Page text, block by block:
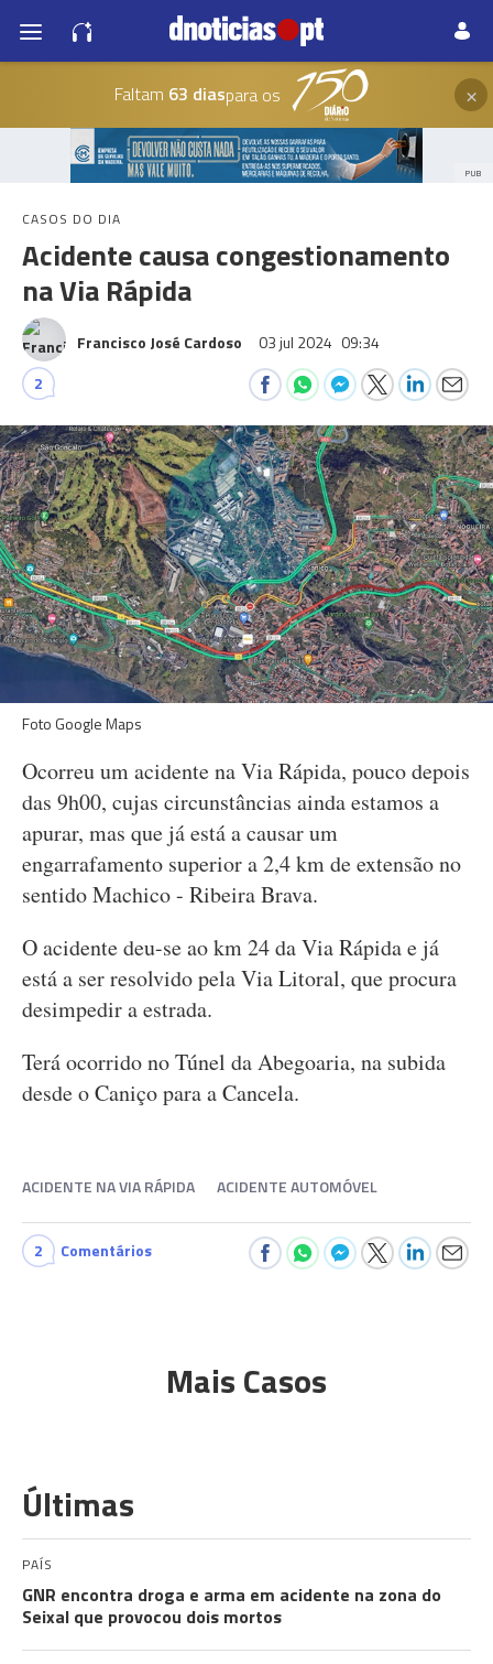
Faltam 63 diaspara os ×
PUB
CASOS DO DIA
Acidente causa congestionamento
na Via Rápida
Francisco José Cardoso 03 jul 2024 09:34
2
Foto Google Maps
Ocorreu um acidente na Via Rápida, pouco depois
das 9h00, cujas circunstâncias ainda estamos a
apurar, mas que já está a causar um
engarrafamento superior a 2,4 km de extensão no
sentido Machico - Ribeira Brava.
O acidente deu-se ao km 24 da Via Rápida e já
está a ser resolvido pela Via Litoral, que procura
desimpedir a estrada.
Terá ocorrido no Túnel da Abegoaria, na subida
desde o Caniço para a Cancela.
ACIDENTE NA VIA RÁPIDA ACIDENTE AUTOMÓVEL
2 Comentários
Mais Casos
Últimas
PAÍS
GNR encontra droga e arma em acidente na zona do
Seixal que provocou dois mortos